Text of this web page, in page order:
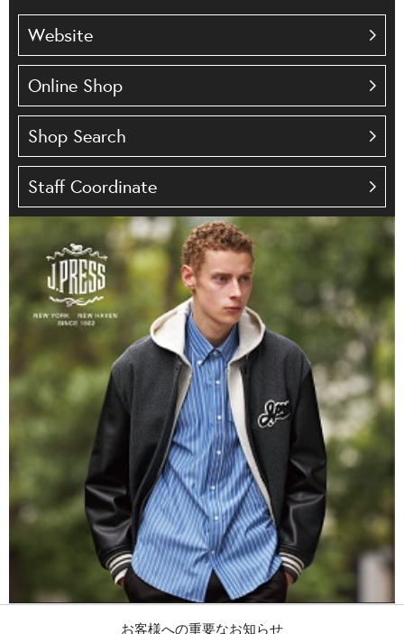
Website
Online Shop
Shop Search
Staff Coordinate
お客様への重要なお知らせ